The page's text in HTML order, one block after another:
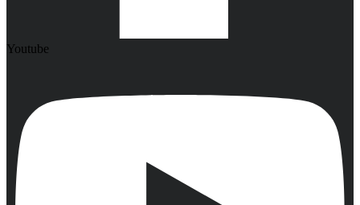
Youtube